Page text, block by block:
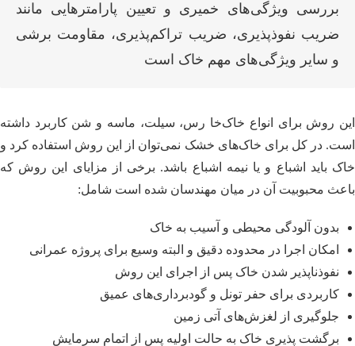
بررسی ویژگی‌های خمیری و تعیین پارامترهایی مانند
ضریب نفوذپذیری، ضریب تراکم‌پذیری، مقاومت برشی
و سایر ویژگی‌های مهم خاک است
این روش برای انواع خاک‌خا رس، سیلت، ماسه و شن کاربرد داشته
است. در کل برای خاک‌های خشک نمی‌توان از این روش استفاده کرد و
خاک باید اشباع و یا نیمه اشباع باشد. برخی از مزایای این روش که
باعث محبوبیت آن در میان مهندسان شده است شامل:
بدون آلودگی محیطی و آسیب به خاک
امکان اجرا در محدوده دقیق و البته وسیع برای پروژه عمرانی
نفوذناپذیر شدن خاک پس از اجرای این روش
کاربردی برای حفر تونل و گودبرداری‌های عمیق
جلوگیری از لغزش‌های آتی زمین
برگشت پذیری خاک به حالت اولیه پس از اتمام سرمایش